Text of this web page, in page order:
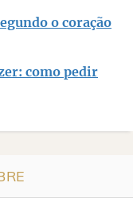
o coração
como pedir